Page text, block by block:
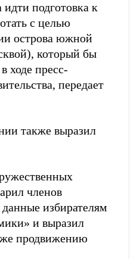
подготовка к
с целью
острова южной
который бы
ходе пресс-
передает
также выразил
членов
избирателям
и выразил
продвижению